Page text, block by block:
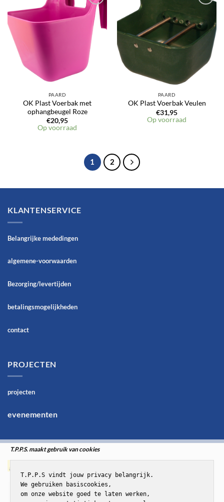
PAARD
OK Plast Voerbak met
ophangbeugel Roze
€20,95
Op voorraad
PAARD
OK Plast Voerbak Veulen
€31,95
Op voorraad
1 2
KLANTENSERVICE
Belangrijke mededingen
algemene-voorwaarden
Bezorging/levertijden
betalingsmogelijkheden
contact
PROJECTEN
projecten
evenementen
T.P.P.S. maakt gebruik van cookies
T.P.P.S vindt jouw privacy belangrijk.
We gebruiken basiscookies,
om onze website goed te laten werken,